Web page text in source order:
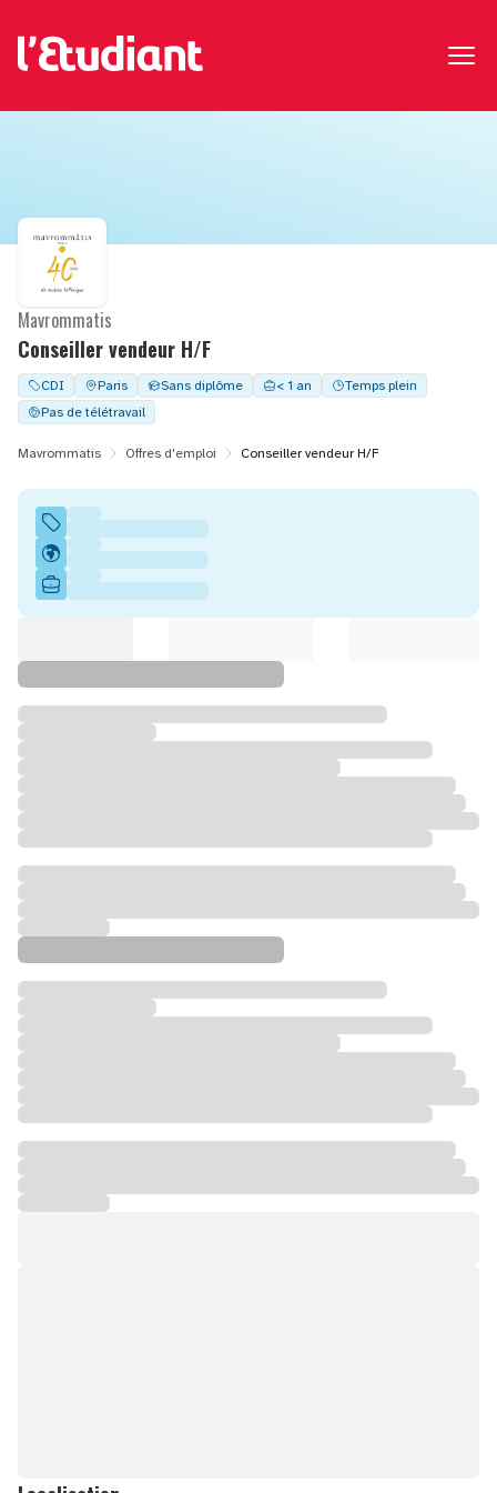
Conseiller vendeur H/F
Mavrommatis
CDI Paris Sans diplôme < 1 an
Temps plein
Pas de télétravail
Mavrommatis Offres d'emploi Conseiller vendeur H/F